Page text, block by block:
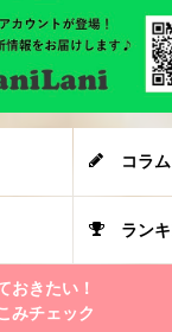
コラム
ラン
おきたい！
みチェック